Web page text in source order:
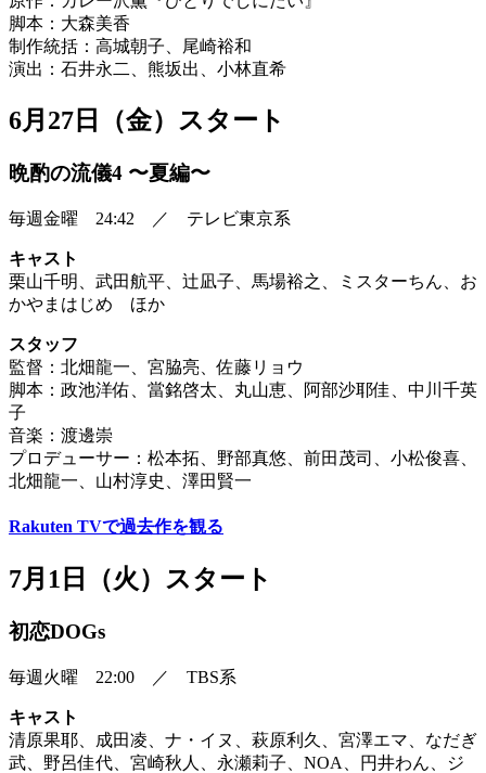
脚本：大森美香
制作統括：高城朝子、尾崎裕和
演出：石井永二、熊坂出、小林直希
6月27日（金）スタート
晩酌の流儀4 〜夏編〜
毎週金曜 24:42 ／ テレビ東京系
キャスト
栗山千明、武田航平、辻凪子、馬場裕之、ミスターちん、お
かやまはじめ ほか
スタッフ
監督：北畑龍一、宮脇亮、佐藤リョウ
脚本：政池洋佑、當銘啓太、丸山恵、阿部沙耶佳、中川千英
子
音楽：渡邊崇
プロデューサー：松本拓、野部真悠、前田茂司、小松俊喜、
北畑龍一、山村淳史、澤田賢一
Rakuten TVで過去作を観る
7月1日（火）スタート
初恋DOGs
毎週火曜 22:00 ／ TBS系
キャスト
清原果耶、成田凌、ナ・イヌ、萩原利久、宮澤エマ、なだぎ
武、野呂佳代、宮崎秋人、永瀬莉子、NOA、円井わん、ジ